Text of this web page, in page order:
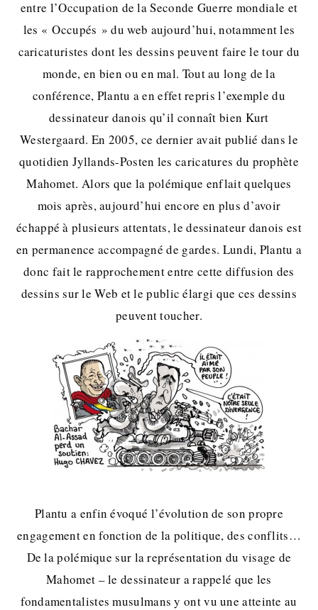
entre l’Occupation de la Seconde Guerre mondiale et
les « Occupés » du web aujourd’hui, notamment les
caricaturistes dont les dessins peuvent faire le tour du
monde, en bien ou en mal. Tout au long de la
conférence, Plantu a en effet repris l’exemple du
dessinateur danois qu’il connaît bien Kurt
Westergaard. En 2005, ce dernier avait publié dans le
quotidien Jyllands-Posten les caricatures du prophète
Mahomet. Alors que la polémique enflait quelques
mois après, aujourd’hui encore en plus d’avoir
échappé à plusieurs attentats, le dessinateur danois est
en permanence accompagné de gardes. Lundi, Plantu a
donc fait le rapprochement entre cette diffusion des
dessins sur le Web et le public élargi que ces dessins
peuvent toucher.
Plantu a enfin évoqué l’évolution de son propre
engagement en fonction de la politique, des conflits…
De la polémique sur la représentation du visage de
Mahomet – le dessinateur a rappelé que les
fondamentalistes musulmans y ont vu une atteinte au